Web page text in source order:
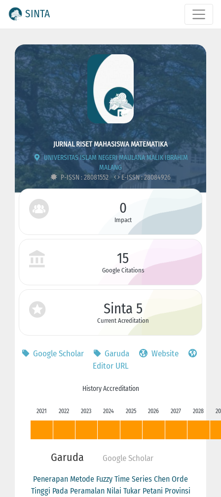
SINTA
JURNAL RISET MAHASISWA MATEMATIKA
UNIVERSITAS ISLAM NEGERI MAULANA MALIK IBRAHIM
MALANG
P-ISSN : 28081552
E-ISSN : 28084926
0
Impact
15
Google Citations
Sinta 5
Current Acreditation
Google Scholar Garuda
Website
Editor URL
History Accreditation
2021 2022 2023 2024 2025 2026 2027 2028
Garuda Google Scholar
Penerapan Metode Fuzzy Time Series Chen Orde
Tinggi Pada Peramalan Nilai Tukar Petani Provinsi